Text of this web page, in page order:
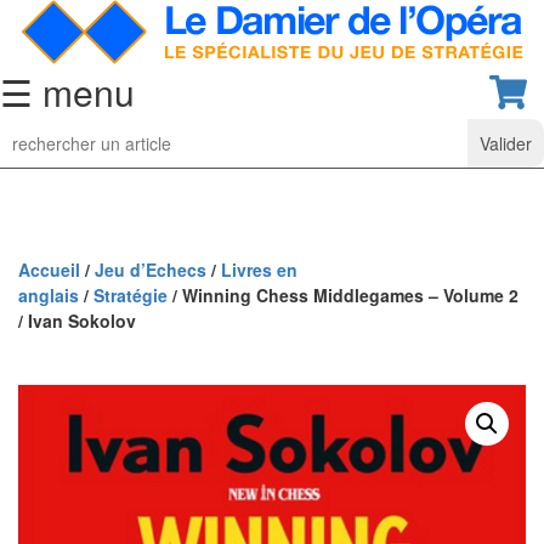
☰ menu
Jeu
d’Echecs
collection
Echiquiers
Pièces
d’échecs
classiques
Accueil / Jeu d’Echecs / Livres en
anglais / Stratégie / Winning Chess Middlegames – Volume 2
/ Ivan Sokolov